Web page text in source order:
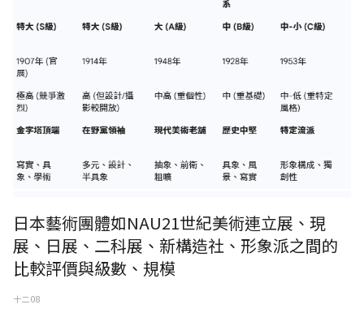
日本藝術團體如NAU21世紀美術連立展、現
展、日展、二科展、新構造社、形象派之間的
比較評價與級數、規模
十二 08